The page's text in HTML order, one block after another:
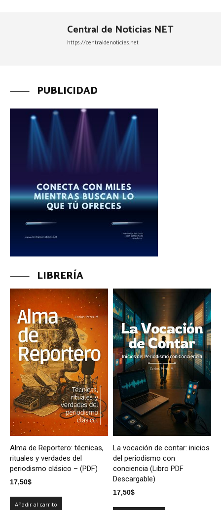
Central de Noticias NET
https://centraldenoticias.net
PUBLICIDAD
LIBRERÍA
Alma de Reportero: técnicas,
rituales y verdades del
periodismo clásico – (PDF)
17,50$
Añadir al carrito
La vocación de contar: inicios
del periodismo con
conciencia (Libro PDF
Descargable)
17,50$